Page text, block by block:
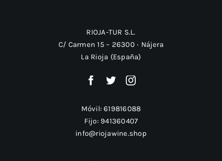
RIOJA-TUR S.L.
C/ Carmen 15 – 26300 ‧ Nájera
La Rioja (España)
Móvil:619816088
Fijo: 941360407
info@riojawine.shop